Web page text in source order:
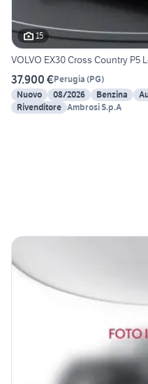
15
VOLVO EX30 Cross Country P5
37.900 €Perugia (PG)
Nuovo
08/2026 Benzina
Rivenditore Ambrosi S.p.A